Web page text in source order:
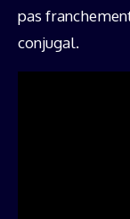
pas
conjugal.